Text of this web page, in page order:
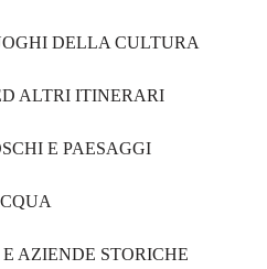
DELLA CULTURA
ALTRI ITINERARI
E PAESAGGI
AZIENDE STORICHE